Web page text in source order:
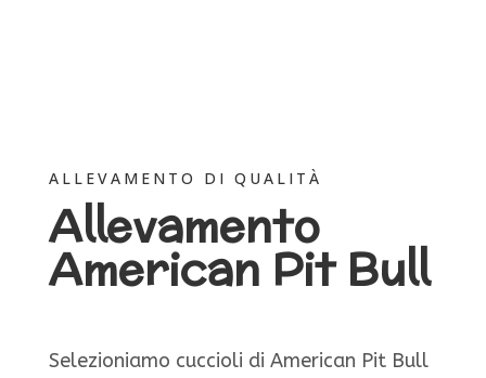
ALLEVAMENTO DI QUALITÀ
Allevamento
American Pit Bull
Selezioniamo cuccioli di American Pit Bull